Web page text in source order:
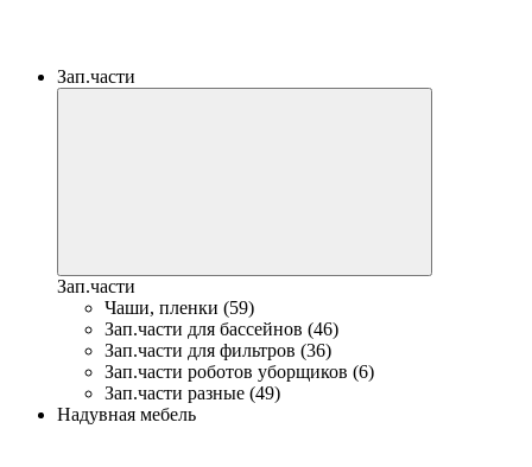
Зап.части
Зап.части
Чаши, пленки (59)
Зап.части для бассейнов (46)
Зап.части для фильтров (36)
Зап.части роботов уборщиков (6)
Зап.части разные (49)
Надувная мебель